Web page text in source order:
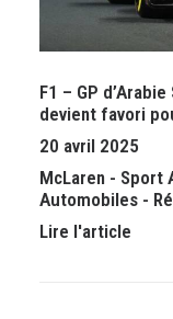
F1 – GP
devient favori
20 avril 2025
McLaren - Sport
Automobiles -
Lire l'article